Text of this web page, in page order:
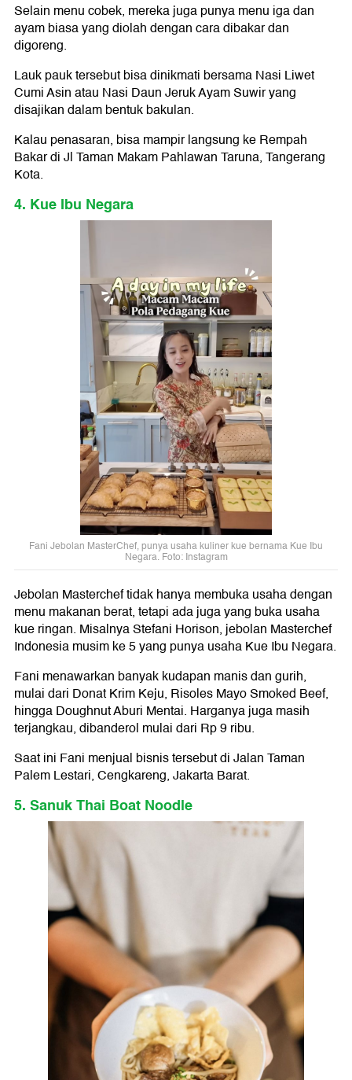
Selain menu cobek, mereka juga punya menu iga dan
ayam biasa yang diolah dengan cara dibakar dan
digoreng.
Lauk pauk tersebut bisa dinikmati bersama Nasi Liwet
Cumi Asin atau Nasi Daun Jeruk Ayam Suwir yang
disajikan dalam bentuk bakulan.
Kalau penasaran, bisa mampir langsung ke Rempah
Bakar di Jl Taman Makam Pahlawan Taruna, Tangerang
Kota.
4. Kue Ibu Negara
Fani Jebolan MasterChef, punya usaha kuliner kue bernama Kue Ibu
Negara. Foto: Instagram
Jebolan Masterchef tidak hanya membuka usaha dengan
menu makanan berat, tetapi ada juga yang buka usaha
kue ringan. Misalnya Stefani Horison, jebolan Masterchef
Indonesia musim ke 5 yang punya usaha Kue Ibu Negara.
Fani menawarkan banyak kudapan manis dan gurih,
mulai dari Donat Krim Keju, Risoles Mayo Smoked Beef,
hingga Doughnut Aburi Mentai. Harganya juga masih
terjangkau, dibanderol mulai dari Rp 9 ribu.
Saat ini Fani menjual bisnis tersebut di Jalan Taman
Palem Lestari, Cengkareng, Jakarta Barat.
5. Sanuk Thai Boat Noodle